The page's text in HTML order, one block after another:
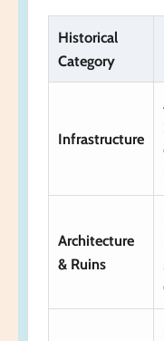
Historical
Category
Infrastructure
Architecture
& Ruins